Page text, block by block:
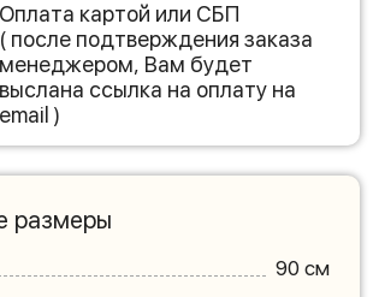
Оплата картой или СБП
( после подтверждения заказа
менеджером, Вам будет
выслана ссылка на оплату на
email )
размеры
90 см